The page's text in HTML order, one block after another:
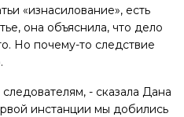
«изнасилование», есть
она объяснила, что дело
Но почему-то следствие
- сказала Дана
инстанции мы добились